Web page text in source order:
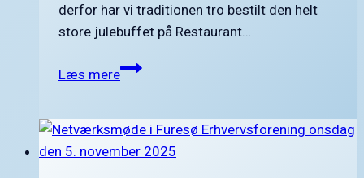
derfor har vi traditionen tro bestilt den helt
store julebuffet på Restaurant…
Læs mereFuresø
til
julemiddag